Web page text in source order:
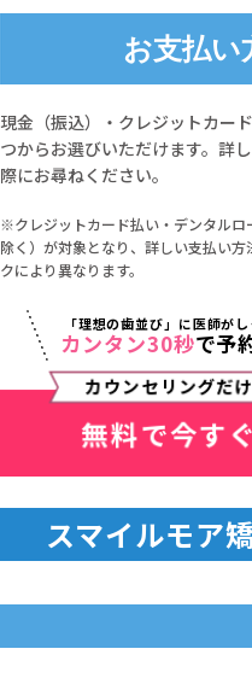
お支払い
現金（振込）・クレジットカー
つからお選びいただけます。詳
際にお尋ねください。
※クレジットカード払い・デンタルロ
除く）が対象となり、詳しい支払い
クにより異なります。
「理想の歯並び」に医師が
カンタン30秒で予
カウンセリングだ
無料で今す
スマイルモア